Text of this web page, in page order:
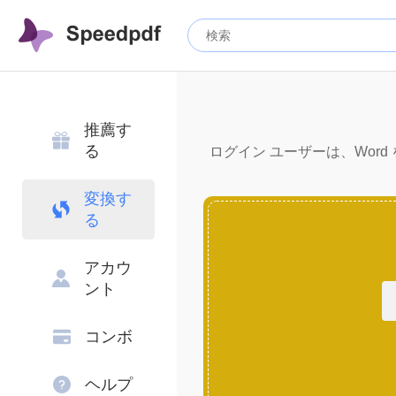
推薦す
る
変換す
る
アカウ
ント
コンボ
ヘルプ
ログイン ユーザーは、